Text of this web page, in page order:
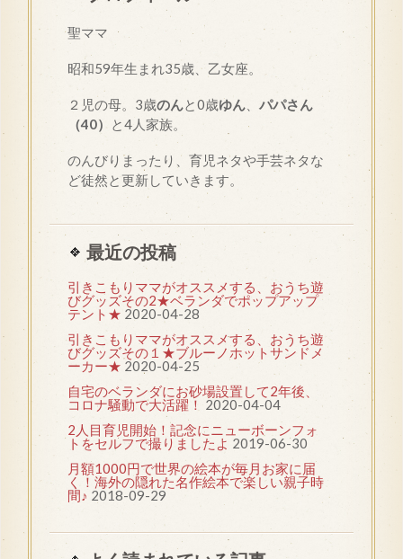
聖ママ
昭和59年生まれ35歳、乙女座。
２児の母。3歳のんと0歳ゆん
パパさん
（40）
と4人家族。
のんびりまったり、育児ネタや手芸ネタな
ど徒然と更新していきます。
最近の投稿
引きこもりママがオススメする、おうち遊
びグッズその2★ベランダでポップアップ
テント★ 2020-04-28
引きこもりママがオススメする、おうち遊
びグッズその１★ブルーノホットサンドメ
ーカー★ 2020-04-25
自宅のベランダにお砂場設置して2年後、
コロナ騒動で大活躍！ 2020-04-04
2人目育児開始！記念にニューボーンフォ
トをセルフで撮りましたよ 2019-06-30
月額1000円で世界の絵本が毎月お家に届
く！海外の隠れた名作絵本で楽しい親子時
間♪ 2018-09-29